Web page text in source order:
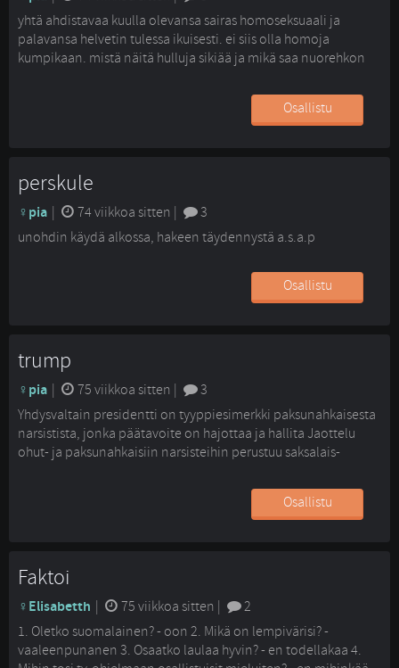
yhtä ahdistavaa kuulla olevansa sairas homoseksuaali ja
palavansa helvetin tulessa ikuisesti. ei siis olla homoja
kumpikaan. mistä näitä hulluja sikiää ja mikä saa nuorehkon
paikalla, luulis että pystyvät ostamaan sen liimansa/
tinnerinsä ja haistelevansa sitä omassa rauhassaan sen sijaan
paikalla. en edes...
Osallistu
perskule
pia 74 viikkoa sitten
3
unohdin käydä alkossa, hakeen täydennystä a.s.a.p
Osallistu
trump
pia 75 viikkoa sitten
3
Yhdysvaltain presidentti on tyyppiesimerkki paksunahkaisesta
narsistista, jonka päätavoite on hajottaa ja hallita Jaottelu
ohut- ja paksunahkaisiin narsisteihin perustuu saksalais-
tutkimuksiin. – Paksunahkaiselle narsistille on tyypillistä hajota
ja hallitse -toiminta, hän rakastaa valtaa, kohuja ja ristiriitojen
mukaan...
Osallistu
Faktoi
Elisabetth 75 viikkoa sitten
2
1. Oletko suomalainen? - oon 2. Mikä on lempivärisi? -
vaaleenpunanen 3. Osaatko laulaa hyvin? - en todellakaa 4.